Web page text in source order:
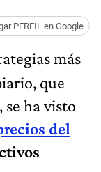
PERFIL en Google
más
que
se ha visto
del